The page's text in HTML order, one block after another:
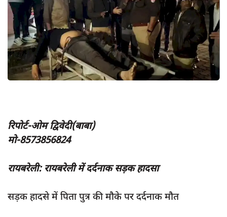
App verify
समस्या
Covid-19
अपराध
स्वास्थ्य
साक्षात्कार
latest
रिपोर्ट-ओम द्विवेदी(बाबा)
मो-8573856824
रायबरेली: रायबरेली में दर्दनाक सड़क हादसा
सड़क हादसे में पिता पुत्र की मौके पर दर्दनाक मौत